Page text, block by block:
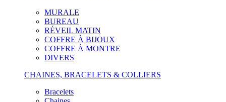
MURALE
BUREAU
RÉVEIL MATIN
COFFRE À BIJOUX
COFFRE À MONTRE
DIVERS
CHAINES, BRACELETS & COLLIERS
Bracelets